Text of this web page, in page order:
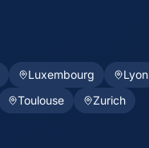
Luxembourg Lyon
Toulouse Zurich